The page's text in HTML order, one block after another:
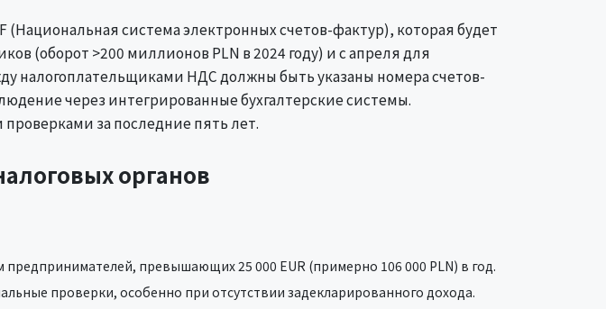
система электронных счетов-фактур), которая будет
(оборот >200 миллионов PLN в 2024 году) и с апреля для
налогоплательщиками НДС должны быть указаны номера счетов-
через интегрированные бухгалтерские системы.
за последние пять лет.
органов
превышающих 25 000 EUR (примерно 106 000 PLN) в год.
проверки, особенно при отсутствии задекларированного дохода.